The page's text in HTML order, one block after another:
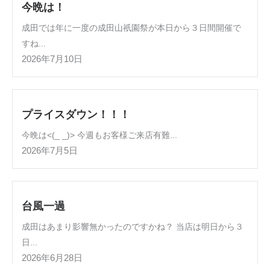
今晩は！
成田では年に一度の成田山祇園祭が本日から３日間開催で
すね...
2026年7月10日
プライスダウン！！！
今晩は<(_ _)> 今週もお客様ご来店有難...
2026年7月5日
台風一過
成田はあまり影響無かったのですかね？ 当店は明日から３
日...
2026年6月28日